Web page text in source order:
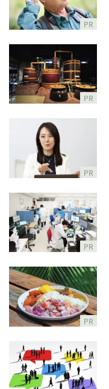
PR
PR
PR
PR
PR